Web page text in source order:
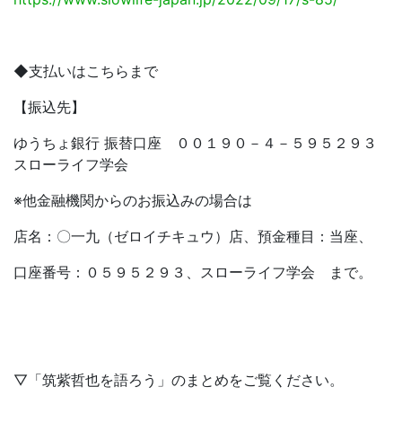
◆支払いはこちらまで
【振込先】
ゆうちょ銀行 振替口座 ００１９０－４－５９５２９３
スローライフ学会
※他金融機関からのお振込みの場合は
店名：〇一九（ゼロイチキュウ）店、預金種目：当座、
口座番号：０５９５２９３、スローライフ学会 まで。
▽「筑紫哲也を語ろう」のまとめをご覧ください。